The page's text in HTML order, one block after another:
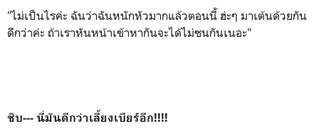
"ไม่เป็นไรค่ะ ฉันว่าฉันหนักหัวมากแล้วตอนนี้ ฮ่ะๆ มาเต้นด้วยกัน
ดีกว่าค่ะ ถ้าเราหันหน้าเข้าหากันจะได้ไม่ชนกันเนอะ"
ชิบ--- นี่มันดีกว่าเลี้ยงเบียร์อีก!!!!